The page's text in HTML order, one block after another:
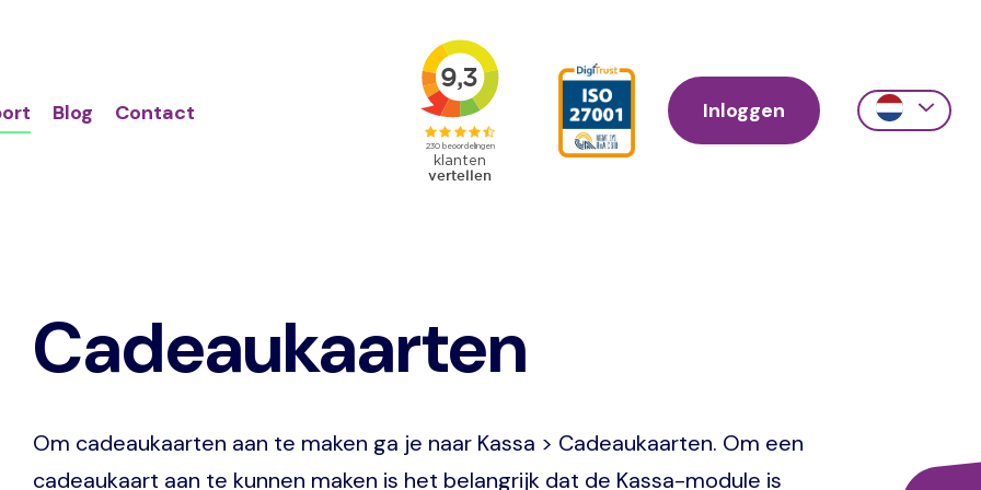
Blog Contact
Action
Primair
menu
Inloggen
Action
Cadeaukaarten
Om cadeaukaarten aan te maken ga je naar Kassa > Cadeaukaarten. Om een
cadeaukaart aan te kunnen maken is het belangrijk dat de Kassa-module is